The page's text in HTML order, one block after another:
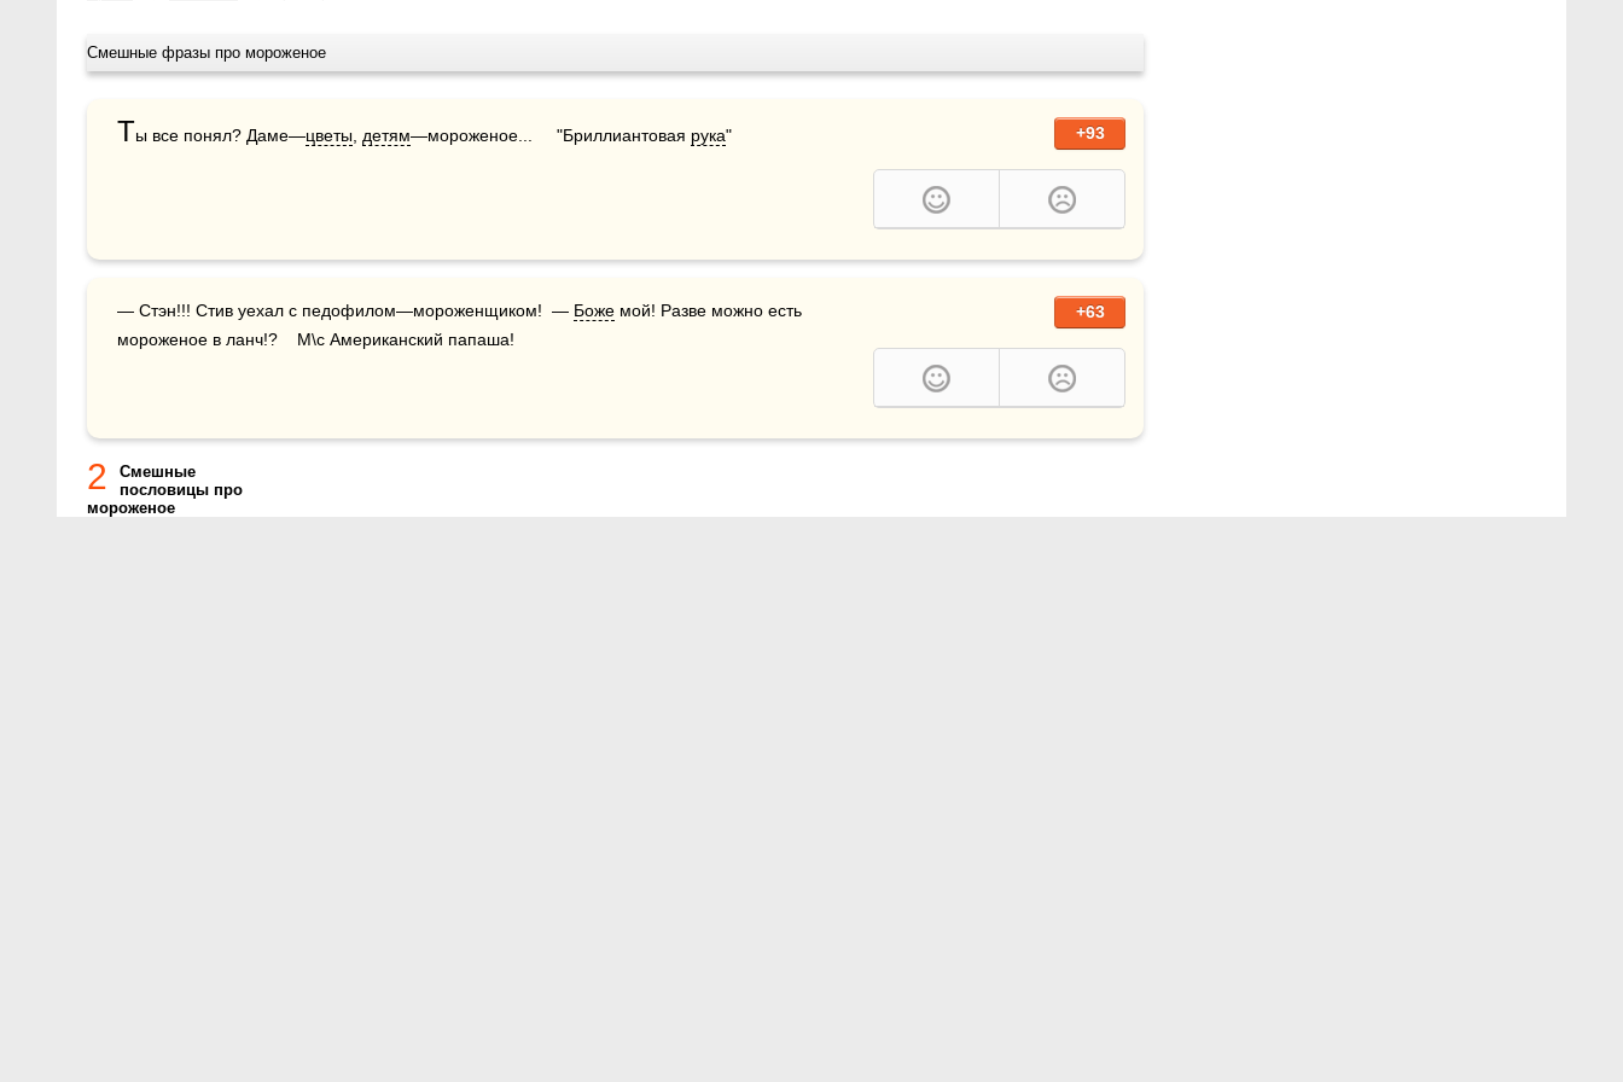
Смешные фразы про мороженое
+93
Ты все понял? Даме—цветы детям—мороженое...     "Бриллиантовая рука"
+63
— Стэн!!! Стив уехал с педофилом—мороженщиком!  — Боже мой! Разве можно есть
мороженое в ланч!?    М\с Американский папаша!
2
Смешные
пословицы про
мороженое